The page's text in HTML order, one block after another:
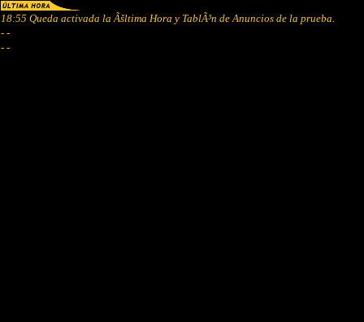
18:55 Queda activada la Ãšltima Hora y TablÃ³n de Anuncios de la prueba.
- -
- -